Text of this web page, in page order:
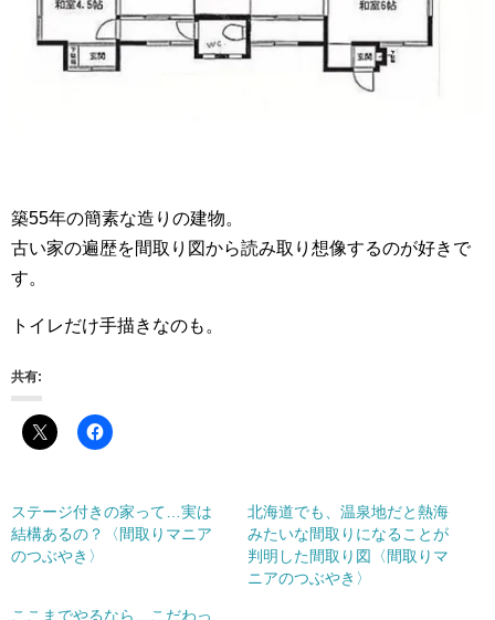
築55年の簡素な造りの建物。
古い家の遍歴を間取り図から読み取り想像するのが好きで
す。
トイレだけ手描きなのも。
共有:
ステージ付きの家って…実は
結構あるの？〈間取りマニア
のつぶやき〉
北海道でも、温泉地だと熱海
みたいな間取りになることが
判明した間取り図〈間取りマ
ニアのつぶやき〉
ここまでやるなら…こだわっ